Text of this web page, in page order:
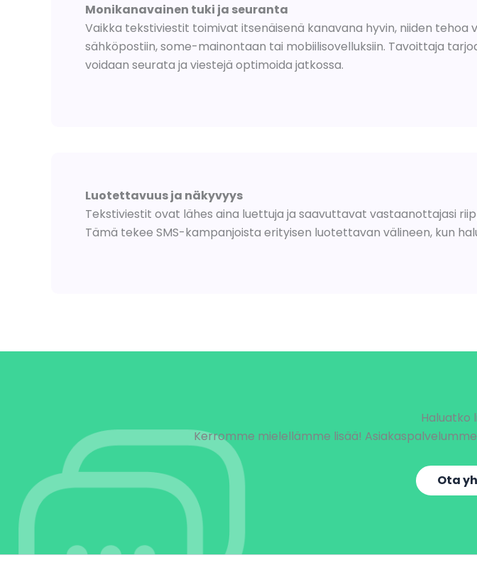
Monikanavainen tuki ja seuranta
Vaikka tekstiviestit toimivat itsenäisenä kanavana hyvin, niiden
sähköpostiin, some-mainontaan tai mobiilisovelluksiin. Tavoittaja
voidaan seurata ja viestejä optimoida jatkossa.
Luotettavuus ja näkyvyys
Tekstiviestit ovat lähes aina luettuja ja saavuttavat vastaanottajasi
Tämä tekee SMS-kampanjoista erityisen luotettavan välineen, kun
Haluatko
Kerromme mielellämme lisää!
Ota